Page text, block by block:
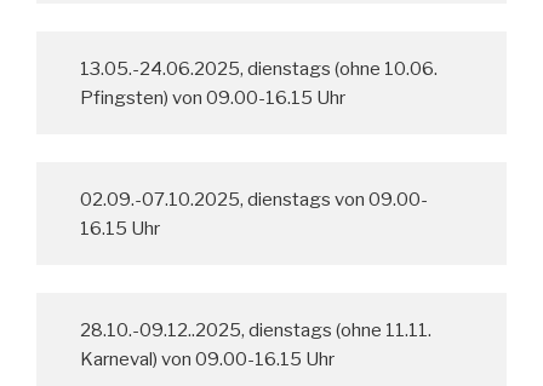
13.05.-24.06.2025, dienstags (ohne 10.06.
Pfingsten) von 09.00-16.15 Uhr
02.09.-07.10.2025, dienstags von 09.00-
16.15 Uhr
28.10.-09.12..2025, dienstags (ohne 11.11.
Karneval) von 09.00-16.15 Uhr